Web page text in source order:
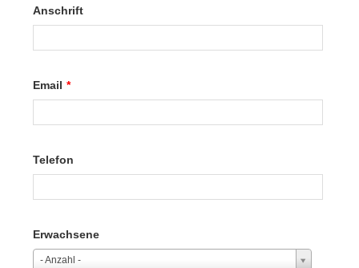
Anschrift
Email *
Telefon
Erwachsene
- Anzahl -